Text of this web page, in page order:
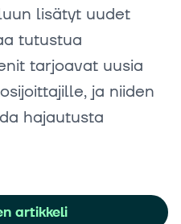
lisätyt uudet
tutustua
tarjoavat uusia
ja niiden
hajautusta
artikkeli